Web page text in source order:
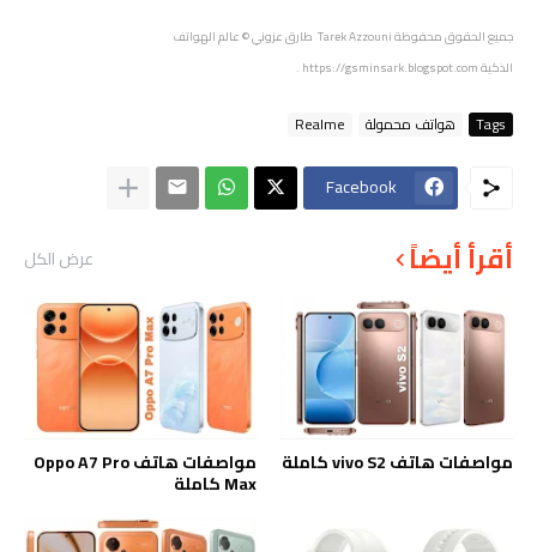
جميع الحقوق محفوظةTarek Azzouni طارق عزوني
© عالم الهواتف
الذكيةhttps://gsminsark.blogspot.com
.
Tags هواتف محمولة Realme
Facebook
أقرأ أيضاً عرض الكل
مواصفات هاتف vivo S2 كاملة مواصفات هاتف Oppo A7 Pro
Max كاملة